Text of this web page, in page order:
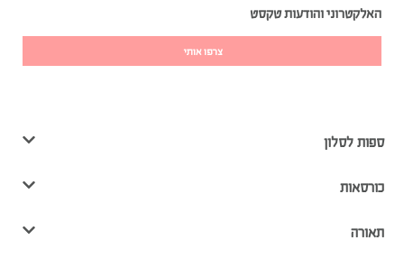
האלקטרוני והודעות טקסט
צרפו אותי
ספות לסלון
כורסאות
תאורה